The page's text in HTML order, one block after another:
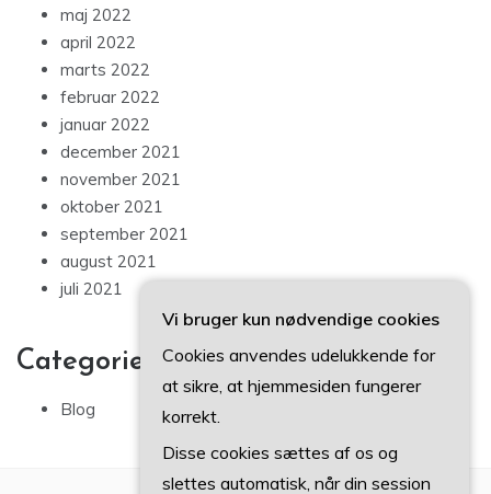
maj 2022
april 2022
marts 2022
februar 2022
januar 2022
december 2021
november 2021
oktober 2021
september 2021
august 2021
juli 2021
Categories
Blog
Vi bruger kun nødvendige cookies
Cookies anvendes udelukkende for
at sikre, at hjemmesiden fungerer
korrekt.
Disse cookies sættes af os og
slettes automatisk, når din session